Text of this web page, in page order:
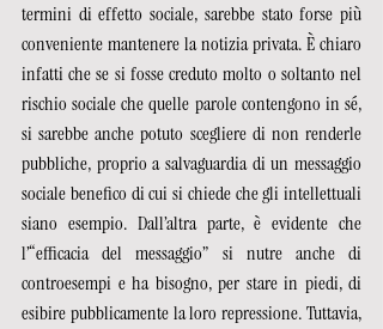
termini di effetto sociale, sarebbe stato forse più
conveniente mantenere la notizia privata. È chiaro
infatti che se si fosse creduto molto o soltanto nel
rischio sociale che quelle parole contengono in sé,
si sarebbe anche potuto scegliere di non renderle
pubbliche, proprio a salvaguardia di un messaggio
sociale benefico di cui si chiede che gli intellettuali
siano esempio. Dall’altra parte, è evidente che
l’“efficacia del messaggio” si nutre anche di
controesempi e ha bisogno, per stare in piedi, di
esibire pubblicamente la loro repressione. Tuttavia,